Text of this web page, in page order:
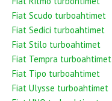
Fiat Scudo turboahtimet
Fiat Sedici turboahtimet
Fiat Stilo turboahtimet
Fiat Tempra turboahtimet
Fiat Tipo turboahtimet
Fiat Ulysse turboahtimet